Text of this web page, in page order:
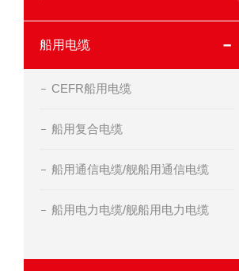
船用电缆
CEFR船用电缆
船用复合电缆
船用通信电缆/舰船用通信电缆
船用电力电缆/舰船用电力电缆